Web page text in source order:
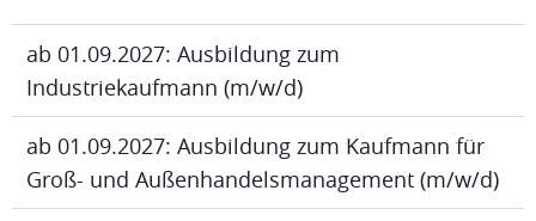
ab 01.09.2027: Ausbildung zum
Industriekaufmann (m/w/d)
ab 01.09.2027: Ausbildung zum Kaufmann für
Groß- und Außenhandelsmanagement (m/w/d)